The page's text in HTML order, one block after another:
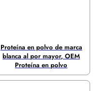
Proteína en polvo de marca
blanca al por mayor, OEM
Proteína en polvo